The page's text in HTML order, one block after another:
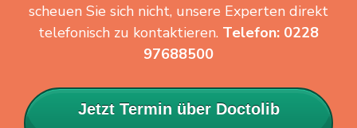
scheuen Sie sich nicht, unsere Experten direkt
telefonisch zu kontaktieren. Telefon: 0228
97688500
Jetzt Termin über Doctolib